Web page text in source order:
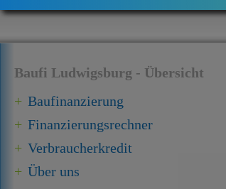
Baufi Ludwigsburg - Übersicht
Baufinanzierung
Finanzierungsrechner
Verbraucherkredit
Über uns